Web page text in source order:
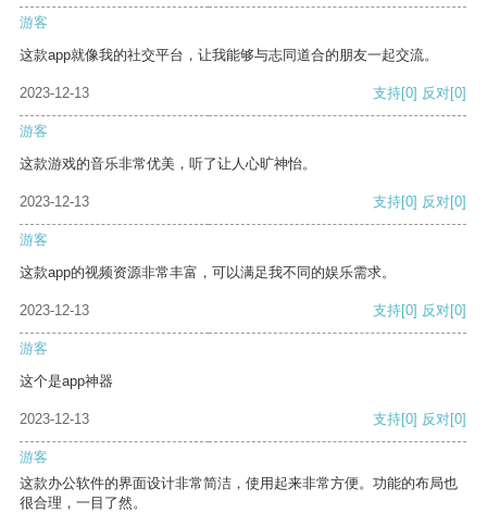
游客
这款app就像我的社交平台，让我能够与志同道合的朋友一起交流。
2023-12-13 支持[0] 反对[0]
游客
这款游戏的音乐非常优美，听了让人心旷神怡。
2023-12-13 支持[0] 反对[0]
游客
这款app的视频资源非常丰富，可以满足我不同的娱乐需求。
2023-12-13 支持[0] 反对[0]
游客
这个是app神器
2023-12-13 支持[0] 反对[0]
游客
这款办公软件的界面设计非常简洁，使用起来非常方便。功能的布局也
很合理，一目了然。